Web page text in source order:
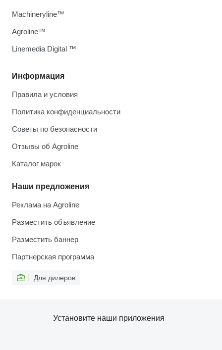
Информация
Правила и условия
Политика конфиденциальности
Советы по безопасности
Отзывы об Agroline
Каталог марок
Наши предложения
Реклама на Agroline
Разместить объявление
Разместить баннер
Партнерская программа
Для дилеров
Machineryline™
Agroline™
Linemedia Digital ™
Установите наши приложения